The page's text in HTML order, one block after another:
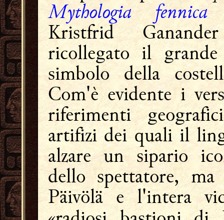
Mythologia fennica
Kristfrid
ricollegato il
simbolo della
Com'è evidente i
riferimenti
artifizi dei quali il
alzare un sipario
dello spettatore,
Päivölä e l'intera